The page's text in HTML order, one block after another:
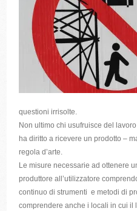
questioni irrisolte.
Non ultimo chi usufruisce del
ha diritto a ricevere un prodotto –
regola d’arte.
Le misure necessarie ad ottenere
produttore all’utilizzatore
continuo di strumenti e metodi di
comprendere anche i locali in cui il